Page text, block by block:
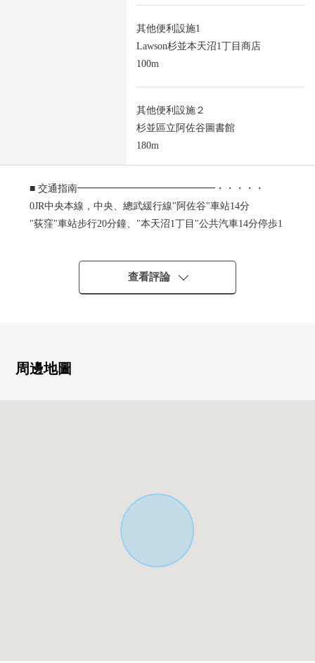
其他便利設施1
Lawson杉並本天沼1丁目商店
100m
其他便利設施２
杉並區立阿佐谷圖書館
180m
■ 交通指南━━━━━━━━━━━━━━・・・・・
0JR中央本線，中央、總武緩行線"阿佐谷"車站14分
"荻窪"車站步行20分鐘、"本天沼1丁目"公共汽車14分停歩1
0東京地鐵線丸之內線"荻窪"車站步行20分鐘
0西武新宿線"鷺之宮"車站"本天沼1丁目"公共汽車5分停歩1
■ 推薦重點━━━━━━━━━━━━━━━・・・・・
0容積率/①50%②100%
※被根據兩居住地的面積做加權平均數。
另外，有出自前面道路幅員的限制。
0在有建築條件的待售土地，沒有
查看評論
周邊地圖